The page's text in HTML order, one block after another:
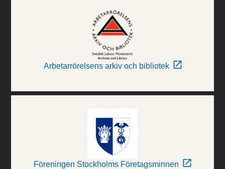
Arbetarrörelsens arkiv och bibliotek
Föreningen Stockholms Företagsminnen